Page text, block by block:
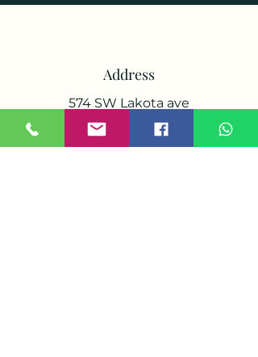
Address
574 SW Lakota ave
Port Saint Lucie Florida 34953